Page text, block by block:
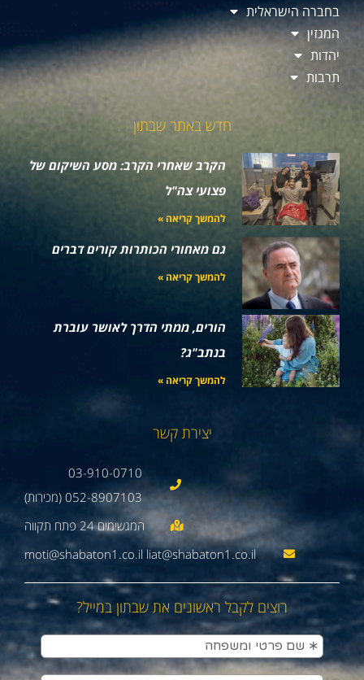
בחברה הישראלית
המגזין
יהדות
תרבות
חדש באתר שבתון
הקרב שאחרי הקרב: מסע השיקום של
פצועי צה"ל
להמשך קריאה »
גם מאחורי הכותרות קורים דברים
להמשך קריאה »
הורים, ממתי הדרך לאושר עוברת
בנתב"ג?
להמשך קריאה »
יצירת קשר
03-910-0710
052-8907103 (מכירות)
moti@shabaton1.co.il liat@shabaton1.co.il
רוצים לקבל ראשונים את שבתון במייל?